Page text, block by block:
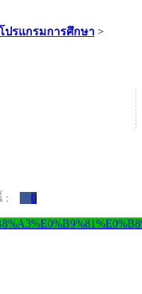
โปรแกรมการศึกษา >
: 0